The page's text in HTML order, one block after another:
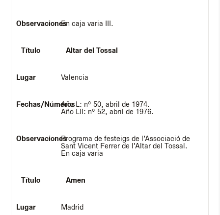
En caja varia III.
Altar del Tossal
Valencia
Año L: nº 50, abril de 1974.
Año LII: nº 52, abril de 1976.
Programa de festeigs de l’Associació de
Sant Vicent Ferrer de l’Altar del Tossal.
En caja varia
Amen
Madrid